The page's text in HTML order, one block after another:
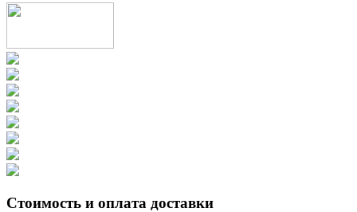
Стоимость и оплата доставки